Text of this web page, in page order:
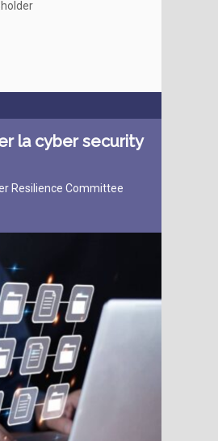
la cyber security
Resilience Committee